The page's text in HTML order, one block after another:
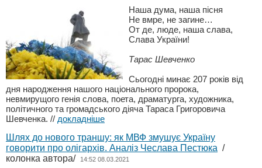
Наша дума, наша пісня
Не вмре, не загине…
От де, люде, наша слава,
Слава України!
Тарас Шевченко
Сьогодні минає 207 років від
дня народження нашого національного пророка,
невмирущого генія слова, поета, драматурга, художника,
політичного та громадського діяча Тараса Григоровича
Шевченка. // докладніше
Шлях до нового траншу: як МВФ змушує Україну
говорити про олігархів. Аналіз Чеслава Пестюка /
колонка автора/
14:52 08.03.2021